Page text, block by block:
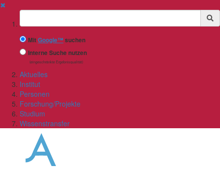
✖
Suchbegriff
MitGoogle™ suchen
Interne Suche nutzen
(eingeschränkte Ergebnisqualität)
Aktuelles
Institut
Personen
Forschung/Projekte
Studium
Wissenstransfer